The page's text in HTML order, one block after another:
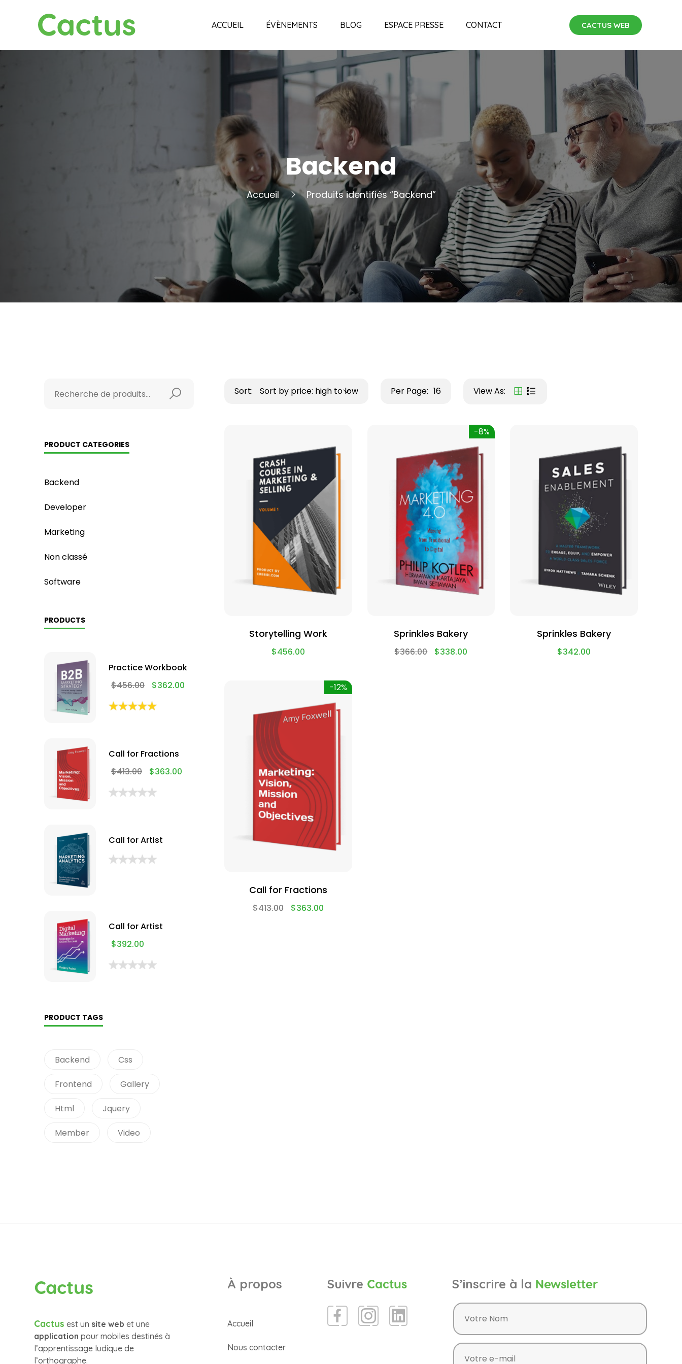
Cactus ACCUEIL ÉVÈNEMENTS BLOG ESPACE PRESSE CONTACT CACTUS WEB
Backend
Accueil Produits identifiés “Backend”
PRODUCT CATEGORIES
Backend
Developer
Marketing
Non classé
Software
PRODUCTS
Practice Workbook
$456.00 $362.00
Call for Fractions
$413.00 $363.00
Call for Artist
Call for Artist
$392.00
PRODUCT TAGS
Backend Css
Frontend Gallery
Html Jquery
Member Video
Sort: Sort by price: high to low Per Page: 16 View As:
Storytelling Work
$456.00
-8%
Sprinkles Bakery
$366.00 $338.00
Sprinkles Bakery
$342.00
-12%
Call for Fractions
$413.00 $363.00
Cactus
Cactus est un site web et une
application pour mobiles destinés à
l’apprentissage ludique de
l’orthographe.
À propos
Accueil
Nous contacter
Suivre Cactus S’inscrire à la Newsletter